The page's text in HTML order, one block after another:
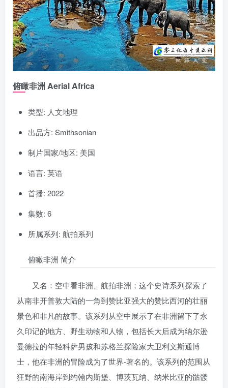
俯瞰非洲 Aerial Africa
类型: 人文地理
出品方: Smithsonian
制片国家/地区: 美国
语言: 英语
首播: 2022
集数: 6
所属系列: 航拍系列
俯瞰非洲 简介
又名：空中看非洲、航拍非洲；这个史诗系列探索了
从南非开普敦大陆的一角到赞比亚强大的赞比西河的壮丽
景色和非凡的故事。该系列从空中展示了在非洲留下了永
久印记的地方、野生动物和人物，包括长大后成为纳尔逊
曼德拉的年轻科萨男孩和苏格兰探险家大卫利文斯通博
士，他在非洲的冒险成为了世界-著名的。该系列的范围从
狂野的南海岸到约翰内斯堡、博茨瓦纳、纳米比亚的骷髅